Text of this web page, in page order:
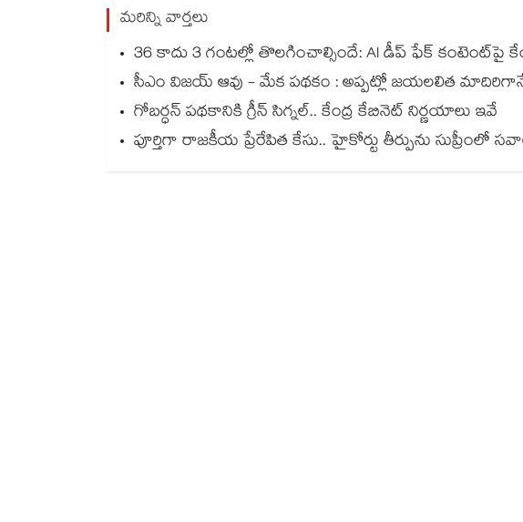
మరిన్ని వార్తలు
36 కాదు 3 గంటల్లో తొలగించాల్సిందే: AI డీప్ ఫేక్ కంటెంట్‎పై
సీఎం విజయ్ ఆవు - మేక పథకం : అప్పట్లో జయలలిత
గోబర్ధన్ పథకానికి గ్రీన్ సిగ్నల్.. కేంద్ర కేబినెట్ నిర్ణయాలు ఇవే
పూర్తిగా రాజకీయ ప్రేరేపిత కేసు.. హైకోర్టు తీర్పును